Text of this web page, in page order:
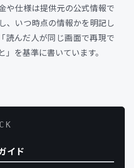
や仕様は提供元の公式情報で
、いつ時点の情報かを明記し
読んだ人が同じ画面で再現で
」を基準に書いています。
イド